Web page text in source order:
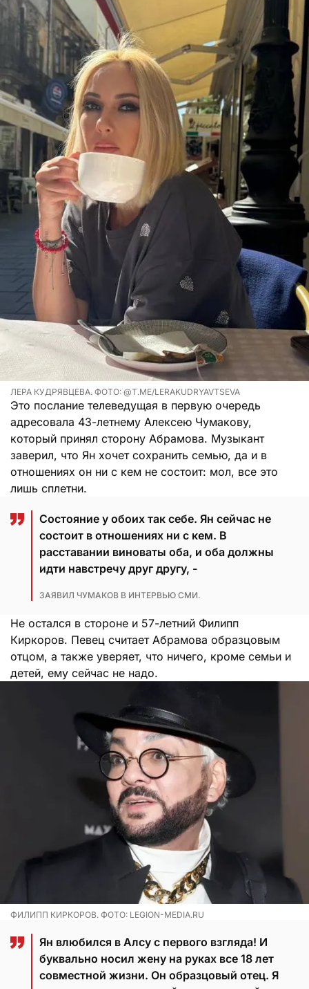
ЛЕРА КУДРЯВЦЕВА. ФОТО: @T.ME/LERAKUDRYAVTSEVA
Это послание телеведущая в первую очередь
адресовала 43-летнему Алексею Чумакову,
который принял сторону Абрамова. Музыкант
заверил, что Ян хочет сохранить семью, да и в
отношениях он ни с кем не состоит: мол, все это
лишь сплетни.
Состояние у обоих так себе. Ян сейчас не
состоит в отношениях ни с кем. В
расставании виноваты оба, и оба должны
идти навстречу друг другу, -
ЗАЯВИЛ ЧУМАКОВ В ИНТЕРВЬЮ СМИ.
Не остался в стороне и 57-летний Филипп
Киркоров. Певец считает Абрамова образцовым
отцом, а также уверяет, что ничего, кроме семьи и
детей, ему сейчас не надо.
ФИЛИПП КИРКОРОВ. ФОТО: LEGION-MEDIA.RU
Ян влюбился в Алсу с первого взгляда! И
буквально носил жену на руках все 18 лет
совместной жизни. Он образцовый отец. Я